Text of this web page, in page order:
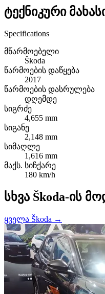
ტექნიკური
Specifications
მწარმოებელი
Škoda
წარმოების დაწყება
2017
წარმოების დასრულება
დღემდე
სიგრძე
4,655 mm
სიგანე
2,148 mm
სიმაღლე
1,616 mm
მაქს. სიჩქარე
180 km/h
სხვა Škoda-ის
ყველა Škoda →